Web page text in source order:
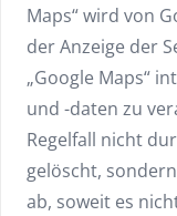
Maps“ wird von
der Anzeige der
„Google Maps“
und -daten zu
Regelfall nicht
gelöscht,
ab, soweit es